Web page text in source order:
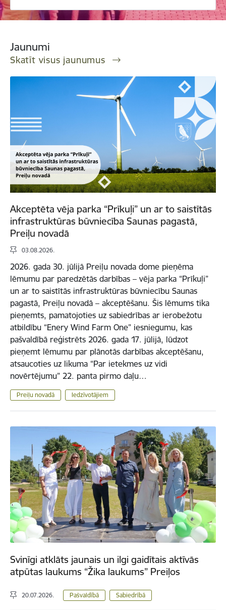
Jaunumi
Skatīt visus jaunumus
Akceptēta vēja parka “Prīkuļi” un ar to saistītās
infrastruktūras būvniecība Saunas pagastā,
Preiļu novadā
03.08.2026.
2026. gada 30. jūlijā Preiļu novada dome pieņēma
lēmumu par paredzētās darbības – vēja parka “Prīkuļi”
un ar to saistītās infrastruktūras būvniecību Saunas
pagastā, Preiļu novadā – akceptēšanu. Šis lēmums tika
pieņemts, pamatojoties uz sabiedrības ar ierobežotu
atbildību “Enery Wind Farm One” iesniegumu, kas
pašvaldībā reģistrēts 2026. gada 17. jūlijā, lūdzot
pieņemt lēmumu par plānotās darbības akceptēšanu,
atsaucoties uz likuma “Par ietekmes uz vidi
novērtējumu” 22. panta pirmo daļu…
Preiļu novadā Iedzīvotājiem
Svinīgi atklāts jaunais un ilgi gaidītais aktīvās
atpūtas laukums “Žika laukums” Preiļos
20.07.2026. Pašvaldībā Sabiedrībā